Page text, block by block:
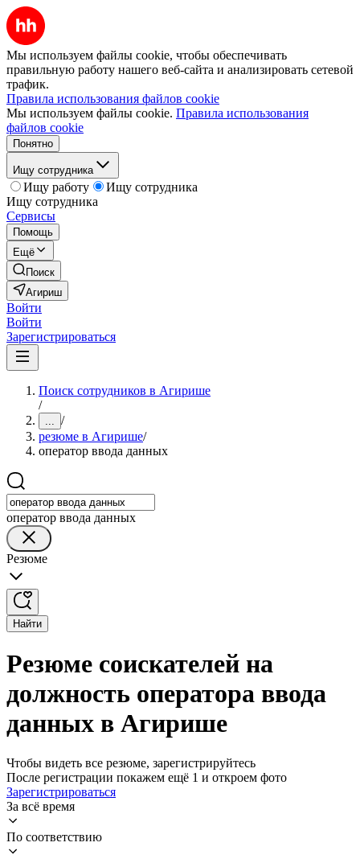
Мы используем файлы cookie, чтобы обеспечивать
правильную работу нашего веб-сайта и анализировать сетевой
трафик.
Правила использования файлов cookie
Мы используем файлы cookie. Правила использования
файлов cookie
Понятно
Ищу сотрудника
Ищу работу
Ищу сотрудника
Ищу сотрудника
Сервисы
Помощь
Ещё
Поиск
Агириш
Войти
Войти
Зарегистрироваться
Поиск сотрудников в Агирише
/
... /
резюме в Агирише/
оператор ввода данных
оператор ввода данных
Резюме
Найти
Резюме соискателей на
должность оператора ввода
данных в Агирише
Чтобы видеть все резюме, зарегистрируйтесь
После регистрации покажем ещё 1 и откроем фото
Зарегистрироваться
За всё время
По соответствию